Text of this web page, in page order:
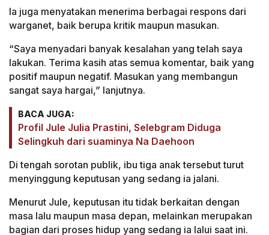
Ia juga menyatakan menerima berbagai respons dari
warganet, baik berupa kritik maupun masukan.
“Saya menyadari banyak kesalahan yang telah saya
lakukan. Terima kasih atas semua komentar, baik yang
positif maupun negatif. Masukan yang membangun
sangat saya hargai,” lanjutnya.
BACA JUGA:
Profil Jule Julia Prastini, Selebgram Diduga
Selingkuh dari suaminya Na Daehoon
Di tengah sorotan publik, ibu tiga anak tersebut turut
menyinggung keputusan yang sedang ia jalani.
Menurut Jule, keputusan itu tidak berkaitan dengan
masa lalu maupun masa depan, melainkan merupakan
bagian dari proses hidup yang sedang ia lalui saat ini.